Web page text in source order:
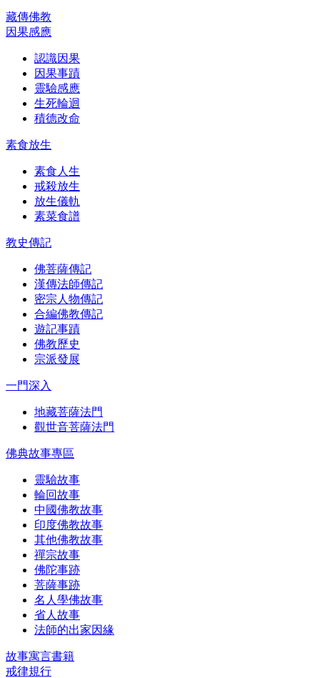
藏傳佛教
因果感應
認識因果
因果事蹟
靈驗感應
生死輪迴
積德改命
素食放生
素食人生
戒殺放生
放生儀軌
素菜食譜
教史傳記
佛菩薩傳記
漢傳法師傳記
密宗人物傳記
合編佛教傳記
遊記事蹟
佛教歷史
宗派發展
一門深入
地藏菩薩法門
觀世音菩薩法門
佛典故事專區
靈驗故事
輪回故事
中國佛教故事
印度佛教故事
其他佛教故事
禪宗故事
佛陀事跡
菩薩事跡
名人學佛故事
省人故事
法師的出家因緣
故事寓言書籍
戒律規行